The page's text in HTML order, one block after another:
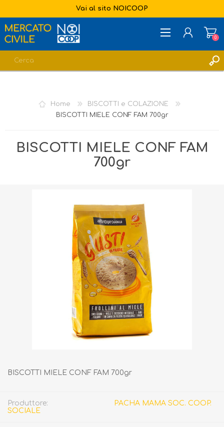
Vai al sito NOICOOP
LISTA DEI DESIDERI
0
Home
BISCOTTI e COLAZIONE
BISCOTTI MIELE CONF FAM 700gr
BISCOTTI MIELE CONF FAM
700gr
BISCOTTI MIELE CONF FAM 700gr
Produttore:
PACHA MAMA SOC. COOP.
SOCIALE